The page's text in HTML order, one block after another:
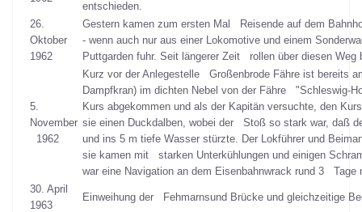
entschieden.
26.
Oktober
1962
Gestern kamen zum ersten Mal Reisende auf dem
- wenn auch nur aus einer Lokomotive und einem
Puttgarden fuhr. Seit längerer Zeit rollen über diesen
5.
November
1962
Kurz vor der Anlegestelle Großenbrode Fähre ist bereits
Dampfkran) im dichten Nebel von der Fähre "Schleswig-
Kurs abgekommen und als der Kapitän versuchte, den
sie einen Duckdalben, wobei der Stoß so stark war, daß
und ins 5 m tiefe Wasser stürzte. Der Lokführer und
sie kamen mit starken Unterkühlungen und einigen
war eine Navigation an dem Eisenbahnwrack rund 3
30. April
1963
Einweihung der Fehmarnsund Brücke und gleichzeitige